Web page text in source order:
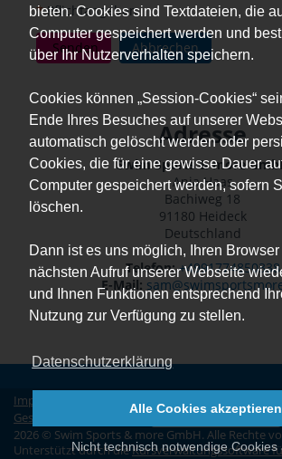
bieten. Cookies sind Textdateien, die
Computer gespeichert werden und
über Ihr Nutzerverhalten speichern.
Cookies können „Session-Cookies“
Ende Ihres Besuches auf unserer
automatisch gelöscht werden oder
Cookies, die für eine gewisse Dauer
Computer gespeichert werden, sofern
löschen.
Dann ist es uns möglich, Ihren
nächsten Aufruf unserer Webseite
und Ihnen Funktionen entsprechend
Nutzung zur Verfügung zu stellen.
Datenschutzerklärung
Nicht technisch notwendige Cookies
Alle Cookies akzeptieren
*Pflichtangaben
Senden Abbrechen
Adresse
Swim Sports & more
Anja Haas
Bachiweg 18
91180 Heideck
Deutschland
Telefon: +4991774850338
E-Mail:
Impressum Datenschutz | Erklärung zur
Geschäftsbedingungen|
Vertrag widerrufen
2026 © Swim Sports & more GmbH. Alle Rechte
Unterstützt durch dieKursverwaltungssoftware